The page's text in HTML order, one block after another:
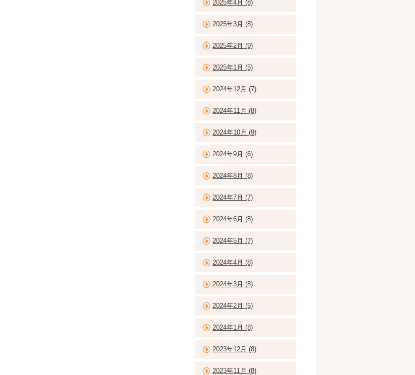
2025年4月 (8)
2025年3月 (8)
2025年2月 (9)
2025年1月 (5)
2024年12月 (7)
2024年11月 (8)
2024年10月 (9)
2024年9月 (6)
2024年8月 (8)
2024年7月 (7)
2024年6月 (8)
2024年5月 (7)
2024年4月 (8)
2024年3月 (8)
2024年2月 (5)
2024年1月 (8)
2023年12月 (8)
2023年11月 (8)